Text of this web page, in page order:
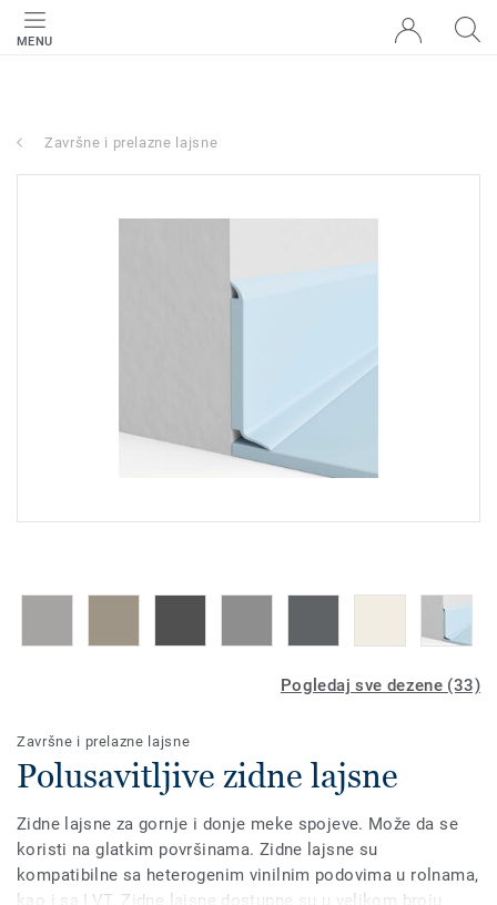
MENU
Završne i prelazne lajsne
Pogledaj sve dezene (33)
Završne i prelazne lajsne
Polusavitljive zidne lajsne
Zidne lajsne za gornje i donje meke spojeve. Može da se
koristi na glatkim površinama. Zidne lajsne su
kompatibilne sa heterogenim vinilnim podovima u rolnama,
kao i sa LVT. Zidne lajsne dostupne su u velikom broju